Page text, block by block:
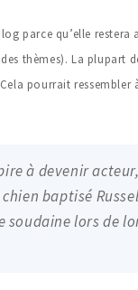
parce qu’elle
thèmes). La plupart
pourrait ressembler
à devenir
baptisé
lors de